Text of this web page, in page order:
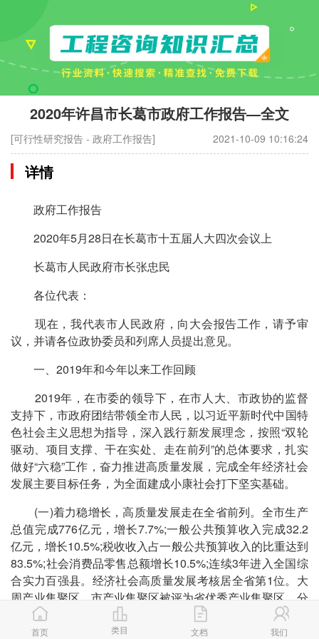
2020年许昌市长葛市政府工作报告—全文
[可行性研究报告 - 政府工作报告] 2021-10-09 10:16:24
详情
政府工作报告
2020年5月28日在长葛市十五届人大四次会议上
长葛市人民政府市长张忠民
各位代表：
现在，我代表市人民政府，向大会报告工作，请予审
议，并请各位政协委员和列席人员提出意见。
一、2019年和今年以来工作回顾
2019年，在市委的领导下，在市人大、市政协的监督
支持下，市政府团结带领全市人民，以习近平新时代中国特
色社会主义思想为指导，深入践行新发展理念，按照“双轮
驱动、项目支撑、干在实处、走在前列”的总体要求，扎实
做好“六稳”工作，奋力推进高质量发展，完成全年经济社会
发展主要目标任务，为全面建成小康社会打下坚实基础。
(一)着力稳增长，高质量发展走在全省前列。全市生产
总值完成776亿元，增长7.7%;一般公共预算收入完成32.2
亿元，增长10.5%;税收收入占一般公共预算收入的比重达到
83.5%;社会消费品零售总额增长10.5%;连续3年进入全国综
合实力百强县。经济社会高质量发展考核居全省第1位。大
周产业集聚区、市产业集聚区被评为省优秀产业集聚区，分
别居第2位和第5位。大周镇、后河镇入围“全国综合实力千
强镇”。今年，我市被省委省政府命名为第一批15个践行县
首页 类目 文档 我们